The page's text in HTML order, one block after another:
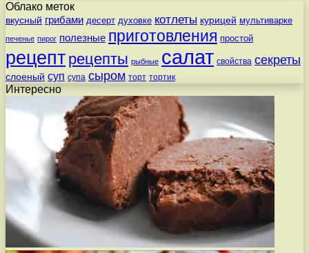
Облако меток
вкусный грибами десерт духовке котлеты курицей мультиварке
печенье пирог полезные приготовления простой
рецепт рецепты рыбные салат свойства секреты
слоеный суп супа сыром торт тортик
Интересно